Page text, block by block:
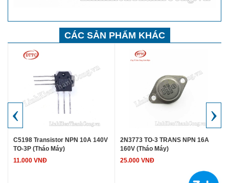
CÁC SẢN PHẨM KHÁC
C5198 Transistor NPN 10A 140V
TO-3P (Tháo Máy)
11.000 VNĐ
2N3773 TO-3 TRANS NPN 16A
160V (Tháo Máy)
25.000 VNĐ
‹ ›